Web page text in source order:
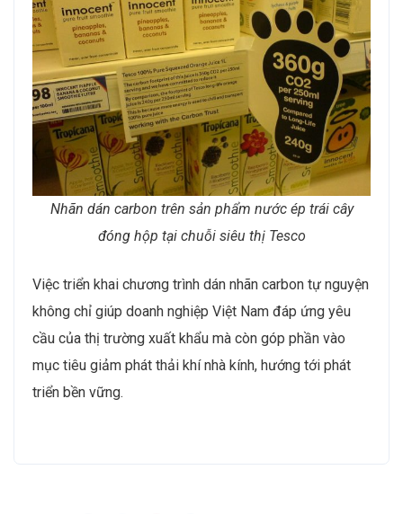
Nhãn dán carbon trên sản phẩm nước ép trái cây
đóng hộp tại chuỗi siêu thị Tesco
Việc triển khai chương trình dán nhãn carbon tự nguyện
không chỉ giúp doanh nghiệp Việt Nam đáp ứng yêu
cầu của thị trường xuất khẩu mà còn góp phần vào
mục tiêu giảm phát thải khí nhà kính, hướng tới phát
triển bền vững.